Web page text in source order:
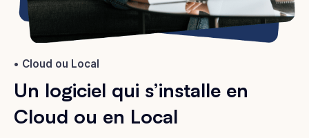
Cloud ou Local
Un logiciel qui s’installe en
Cloud ou en Local